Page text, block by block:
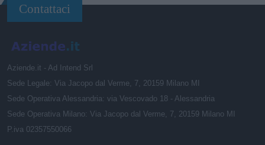
Contattaci
Aziende.it - Ad Intend Srl
Sede Legale: Via Jacopo dal Verme, 7, 20159 Milano MI
Sede Operativa Alessandria: via Vescovado 18 - Alessandria
Sede Operativa Milano: Via Jacopo dal Verme, 7, 20159 Milano MI
P.iva 02357550066